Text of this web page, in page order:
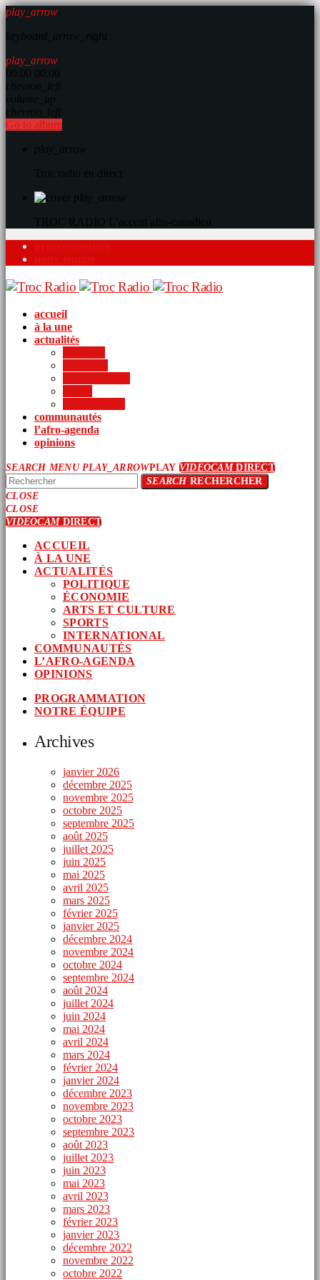
play_arrow
play_arrow
Go to album
accueil
à la une
actualités
communautés
l’afro-agenda
opinions
SEARCH MENU PLAY_ARROWPLAY VIDEOCAMDIRECT
SEARCHRECHERCHER
CLOSE
CLOSE
VIDEOCAMDIRECT
ACCUEIL
À LA UNE
ACTUALITÉS
POLITIQUE
ÉCONOMIE
ARTS ET CULTURE
SPORTS
INTERNATIONAL
COMMUNAUTÉS
L’AFRO-AGENDA
OPINIONS
PROGRAMMATION
NOTRE ÉQUIPE
Archives
janvier 2026
décembre 2025
novembre 2025
octobre 2025
septembre 2025
août 2025
juillet 2025
juin 2025
mai 2025
avril 2025
mars 2025
février 2025
janvier 2025
décembre 2024
novembre 2024
octobre 2024
septembre 2024
août 2024
juillet 2024
juin 2024
mai 2024
avril 2024
mars 2024
février 2024
janvier 2024
décembre 2023
novembre 2023
octobre 2023
septembre 2023
août 2023
juillet 2023
juin 2023
mai 2023
avril 2023
mars 2023
février 2023
janvier 2023
décembre 2022
novembre 2022
octobre 2022